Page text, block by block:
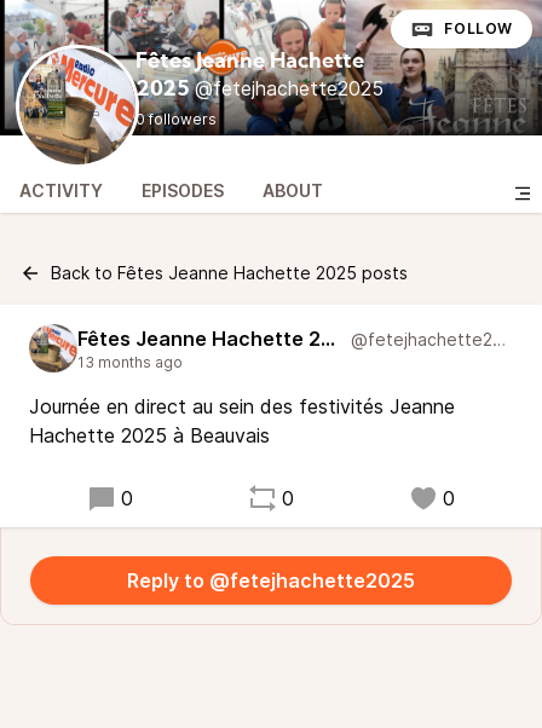
Fêtes Jeanne Hachette
2025 @fetejhachette2025
0 followers
FOLLOW
ACTIVITY EPISODES ABOUT
Back to Fêtes Jeanne Hachette 2025 posts
Fêtes Jeanne Hachette 2025 @fetejhachette2025
13 months ago
Journée en direct au sein des festivités Jeanne
Hachette 2025 à Beauvais
0 0 0
Reply to @fetejhachette2025